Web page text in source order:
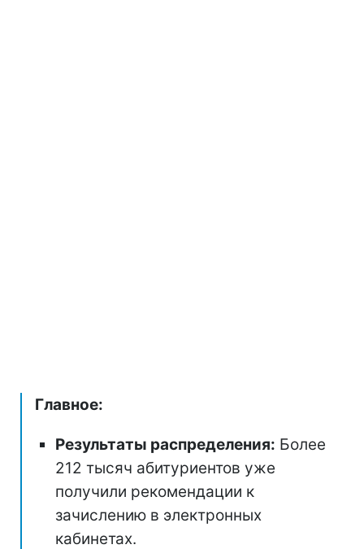
Главное:
Результаты распределения: Более
212 тысяч абитуриентов уже
получили рекомендации к
зачислению в электронных
кабинетах.